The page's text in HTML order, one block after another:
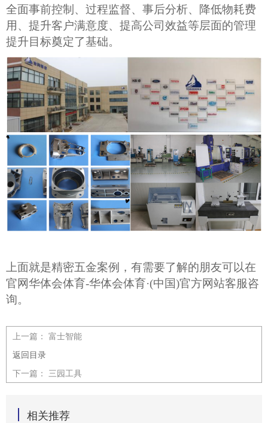
全面事前控制、过程监督、事后分析、降低物耗费
用、提升客户满意度、提高公司效益等层面的管理
提升目标奠定了基础。
上面就是精密五金案例，有需要了解的朋友可以在
官网华体会体育-华体会体育·(中国)官方网站客服咨
询。
上一篇： 富士智能
返回目录
下一篇： 三园工具
相关推荐